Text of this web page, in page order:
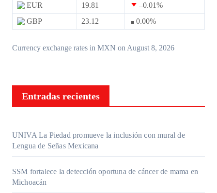
EUR
19.81 –0.01%
GBP
23.12 0.00%
Currency exchange rates in MXN on August 8, 2026
Entradas recientes
UNIVA La Piedad promueve la inclusión con mural de
Lengua de Señas Mexicana
SSM fortalece la detección oportuna de cáncer de mama en
Michoacán